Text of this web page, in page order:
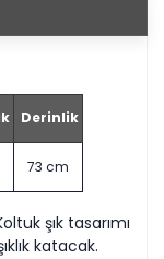
Derinlik
73 cm
şık tasarımı
katacak.